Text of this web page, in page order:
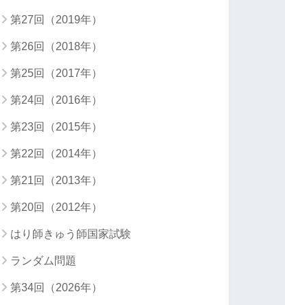
第27回（2019年）
第26回（2018年）
第25回（2017年）
第24回（2016年）
第23回（2015年）
第22回（2014年）
第21回（2013年）
第20回（2012年）
はり師きゅう師国家試験
ランダム問題
第34回（2026年）